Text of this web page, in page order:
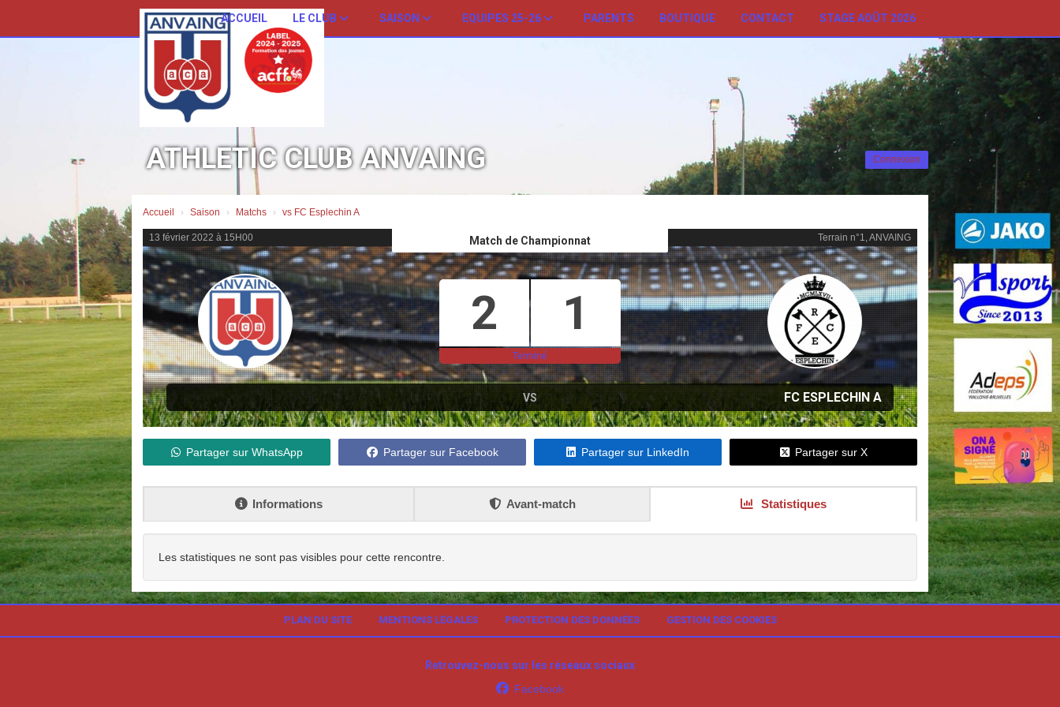
ACCUEIL LE CLUB SAISON EQUIPES 25-26 PARENTS BOUTIQUE CONTACT STAGE AOÛT 2026
Connexion
ATHLETIC CLUB ANVAING
Accueil Saison Matchs vs FC Esplechin A
13 février 2022 à 15H00 Terrain n°1, ANVAING
Match de Championnat
2 1
Terminé
VS FC ESPLECHIN A
Partager sur WhatsApp Partager sur Facebook Partager sur LinkedIn Partager sur X
Informations Avant-match Statistiques
Les statistiques ne sont pas visibles pour cette rencontre.
PLAN DU SITE MENTIONS LÉGALES PROTECTION DES DONNÉES GESTION DES COOKIES
Retrouvez-nous sur les réseaux sociaux
Facebook
Panneau de gestion des cookies